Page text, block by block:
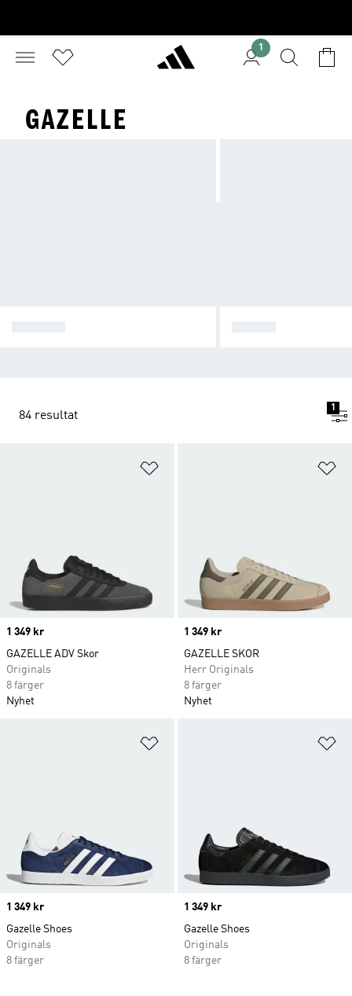
1
GAZELLE
84 resultat
1
Price
1 349 kr
GAZELLE ADV Skor
Originals
8 färger
Nyhet
Price
1 349 kr
GAZELLE SKOR
Herr Originals
8 färger
Nyhet
Price
1 349 kr
Gazelle Shoes
Originals
8 färger
Price
1 349 kr
Gazelle Shoes
Originals
8 färger